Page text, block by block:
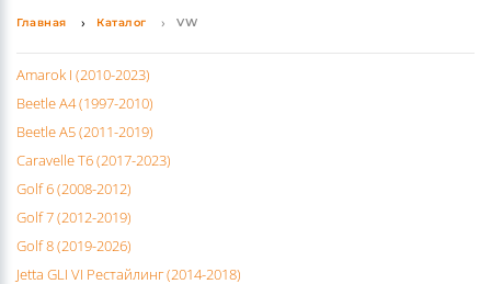
выхлопные трубы.
Amarok I (2010-2023)
Beetle A4 (1997-2010)
Beetle A5 (2011-2019)
Caravelle T6 (2017-2023)
Golf 6 (2008-2012)
Golf 7 (2012-2019)
Golf 8 (2019-2026)